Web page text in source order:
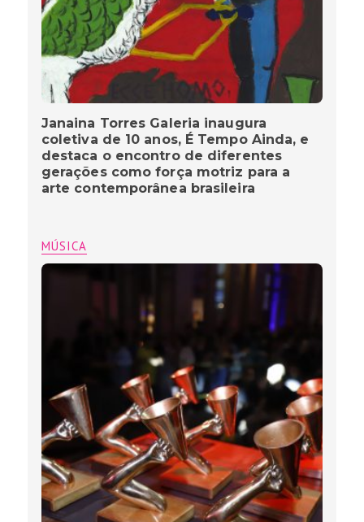
Janaina Torres Galeria inaugura
coletiva de 10 anos, É Tempo Ainda, e
destaca o encontro de diferentes
gerações como força motriz para a
arte contemporânea brasileira
MÚSICA